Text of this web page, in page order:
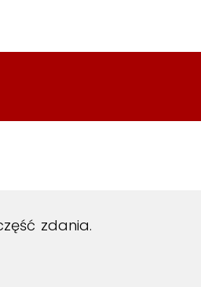
zdania.